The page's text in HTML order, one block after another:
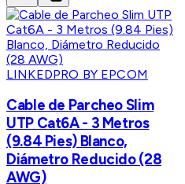
LINKEDPRO BY EPCOM
Cable de Parcheo Slim
UTP Cat6A - 3 Metros
(9.84 Pies) Blanco,
Diámetro Reducido (28
AWG)